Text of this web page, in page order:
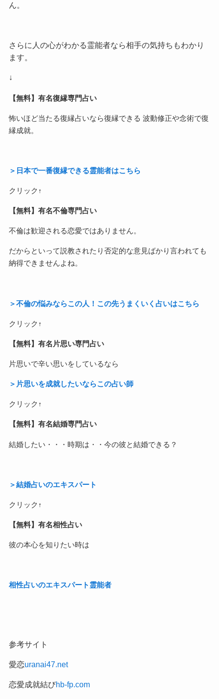
ん。
さらに人の心がわかる霊能者なら相手の気持ちもわかり
ます。
↓
【無料】有名復縁専門占い
怖いほど当たる復縁占いなら復縁できる 波動修正や念術で復
縁成就。
＞日本で一番復縁できる霊能者はこちら
クリック↑
【無料】有名不倫専門占い
不倫は歓迎される恋愛ではありません。
だからといって説教されたり否定的な意見ばかり言われても
納得できませんよね。
＞不倫の悩みならこの人！この先うまくいく占いはこちら
クリック↑
【無料】有名片思い専門占い
片思いで辛い思いをしているなら
＞片思いを成就したいならこの占い師
クリック↑
【無料】有名結婚専門占い
結婚したい・・・時期は・・今の彼と結婚できる？
＞結婚占いのエキスパート
クリック↑
【無料】有名相性占い
彼の本心を知りたい時は
相性占いのエキスパート霊能者
参考サイト
愛恋uranai47.net
恋愛成就結びhb-fp.com